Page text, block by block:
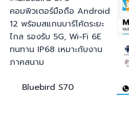
Bluebird S70